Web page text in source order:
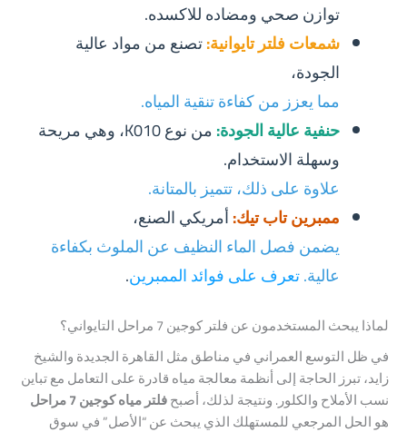
توازن صحي ومضاده للاكسده.
شمعات فلتر تايوانية:تصنع من مواد عالية
الجودة،
مما يعزز من كفاءة تنقية المياه.
حنفية عالية الجودة:
من نوع K010، وهي مريحة
وسهلة الاستخدام.
علاوة على ذلك، تتميز بالمتانة.
ممبرين تاب تيك:أمريكي الصنع،
يضمن فصل الماء النظيف عن الملوث بكفاءة
عالية.تعرف على فوائد الممبرين.
لماذا يبحث المستخدمون عن فلتر كوجين 7 مراحل التايواني؟
في ظل التوسع العمراني في مناطق مثل القاهرة الجديدة والشيخ
زايد، تبرز الحاجة إلى أنظمة معالجة مياه قادرة على التعامل مع تباين
نسب الأملاح والكلور. ونتيجة لذلك، أصبحفلتر مياه كوجين 7 مراحل
هو الحل المرجعي للمستهلك الذي يبحث عن “الأصل” في سوق